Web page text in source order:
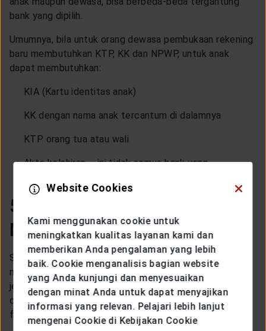
bank yang dipilih.
Umumnya, bila untuk orang dewasa pembukaan rekening
baru membutuhkan KTP, KK dan NPWP, untuk anak
dapat membutuhkan:
KIA (Kartu identitas anak)
KK dengan nama anak tercantum di dalamnya
KTP orang tua atau wali
Akte kelahiran – ini tidak semua bank yang
5. Poin
Menarik untuk anak
Sekarang ini, bank-bank di Indonesia berlomba
menawarkan poin
rewarddan promo menarik. Carilah
jenis tabungan yang menawarkan fitur promo yang
cocok bagi anak – misalnya, diskon makan di restoran
favorit mereka, atau diskon di toko buku.
Website Cookies
Kami menggunakan cookie untuk
meningkatkan kualitas layanan kami dan
memberikan Anda pengalaman yang lebih
baik. Cookie menganalisis bagian website
yang Anda kunjungi dan menyesuaikan
dengan minat Anda untuk dapat menyajikan
informasi yang relevan. Pelajari lebih lanjut
mengenai Cookie di Kebijakan Cookie